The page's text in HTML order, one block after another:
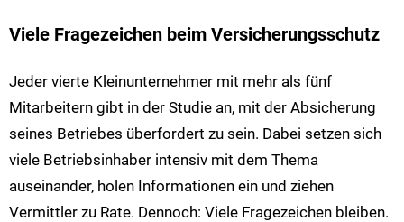
Viele Fragezeichen beim Versicherungsschutz
Jeder vierte Kleinunternehmer mit mehr als fünf
Mitarbeitern gibt in der Studie an, mit der Absicherung
seines Betriebes überfordert zu sein. Dabei setzen sich
viele Betriebsinhaber intensiv mit dem Thema
auseinander, holen Informationen ein und ziehen
Vermittler zu Rate. Dennoch: Viele Fragezeichen bleiben.